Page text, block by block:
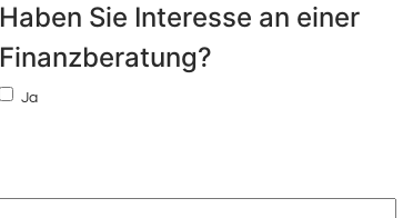
Haben Sie Interesse an einer
Finanzberatung?
Ja